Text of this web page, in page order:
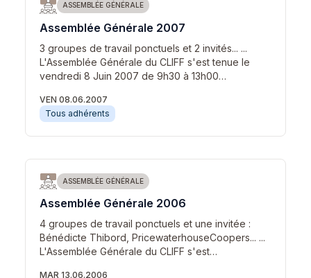
ASSEMBLÉE GÉNÉRALE
Assemblée Générale 2007
3 groupes de travail ponctuels et 2 invités... ...
L'Assemblée Générale du CLIFF s'est tenue le
vendredi 8 Juin 2007 de 9h30 à 13h00…
VEN 08.06.2007
Tous adhérents
ASSEMBLÉE GÉNÉRALE
Assemblée Générale 2006
4 groupes de travail ponctuels et une invitée :
Bénédicte Thibord, PricewaterhouseCoopers... ...
L'Assemblée Générale du CLIFF s'est…
MAR 13.06.2006